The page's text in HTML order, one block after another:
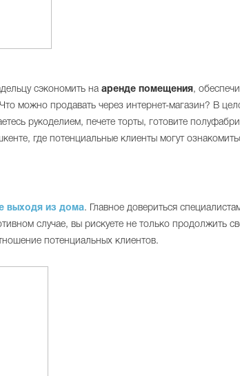
сэкономить на аренде помещения ,
можно продавать через интернет-магазин? В
рукоделием, печете торты, готовите
где потенциальные клиенты могут
выходя из дома. Главное довериться
случае, вы рискуете не только продолжить
потенциальных клиентов.